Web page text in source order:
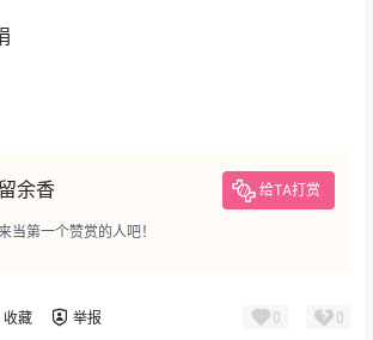
余香 给TA打赏
当第一个赞赏的人吧！
收藏 举报 0 0